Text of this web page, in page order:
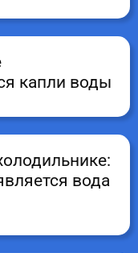
капли воды
вода